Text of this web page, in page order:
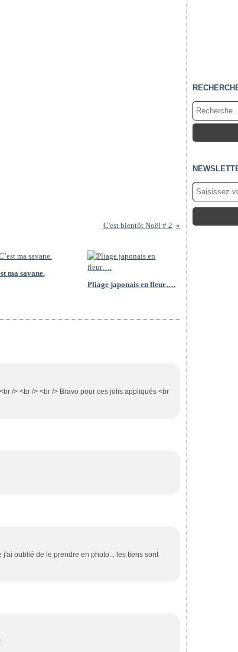
C'est bientôt Noël # 2
ma savane.
Pliage japonais en fleur….
/> <br /> <br /> Bravo pour ces jolis appliqués <br
oublié de le prendre en photo... les tiens sont